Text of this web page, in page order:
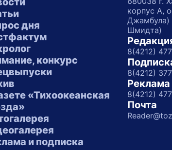
дня
конкурс
«Тихоокеанская
и подписка
корпус А,
Джамбула)
Шмидта)
8(4212)
8(4212)
Реклама
8(4212)
Почта